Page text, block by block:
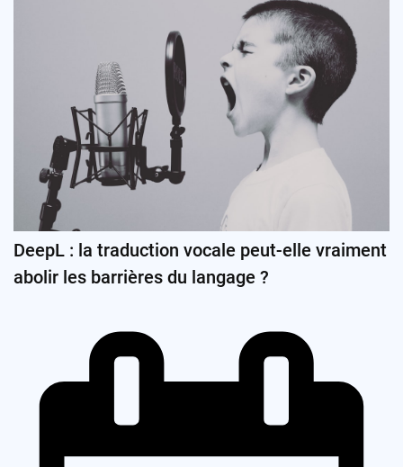
DeepL : la traduction vocale peut-elle vraiment
abolir les barrières du langage ?